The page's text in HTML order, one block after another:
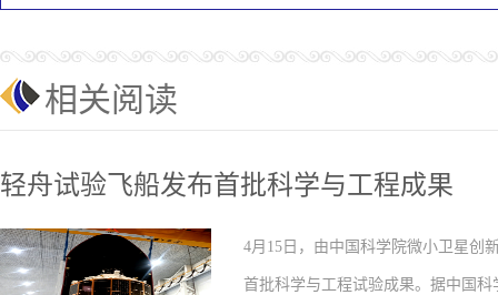
相关阅读
轻舟试验飞船发布首批科学与工程成果
4月15日，由中国科学院微小卫星创
首批科学与工程试验成果。据中国